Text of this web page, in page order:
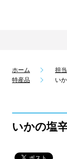
ホーム 担
特産品
い
いかの塩